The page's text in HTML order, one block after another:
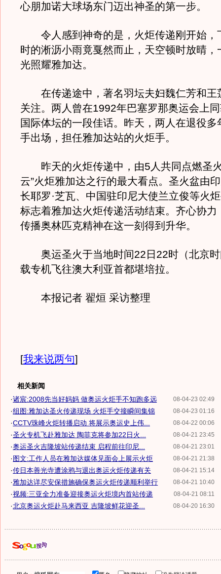
心朋加诺大球场东门迈出神圣的第一步。
令人感到神奇的是，火炬传递刚开始，
时的淅沥小雨竟戛然而止，天空顿时放晴，
光照耀雅加达。
在传递途中，著名羽坛夫妇魏仁芳和王
关注。两人曾在1992年巴塞罗那奥运会上
国际体坛的一段佳话。昨天，两人在退役多
手出场，担任雅加达站的火炬手。
昨天的火炬传递中，由5人共同点燃圣
云”火炬雅加达之行的最大看点。圣火盆由
长耶罗·芝瓦、中国驻印尼大使兰立俊等火
标志着雅加达火炬传递活动结束。齐心协力
传播奥林匹克精神在这一刻得到升华。
奥运圣火于当地时间22日22时（北京时
载专机飞往澳大利亚首都堪培拉。
本报记者 翟烜 采访整理
[我来说两句]
相关新闻
08-04-23 02:49
·诸宸:2008先当好妈妈 做奥运火炬手不知跑多远
08-04-23 01:16
·组图:雅加达圣火传递现场 火炬手交接瞬间集锦
08-04-22 00:06
·CCTV珠峰火炬转播启动 将展示奥运史上伟...
08-04-21 23:45
·圣火专机飞赴雅加达 陶菲克将参加22日火...
08-04-21 23:01
·奥运圣火吉隆坡站传递结束 启程前往印尼...
08-04-21 21:38
·图文:工作人员在雅加达媒体见面会上展示火炬
08-04-21 15:14
·传日本善光寺遭涂鸦与退出奥运火炬传递有关
08-04-21 10:40
·雅加达详尽安保措施确保奥运火炬传递顺利举行
08-04-21 08:11
·视频:三亚全力准备迎接奥运火炬境内首站传递
08-04-20 16:30
·北京奥运火炬赴马来西亚 吉隆坡鲜花迎圣...